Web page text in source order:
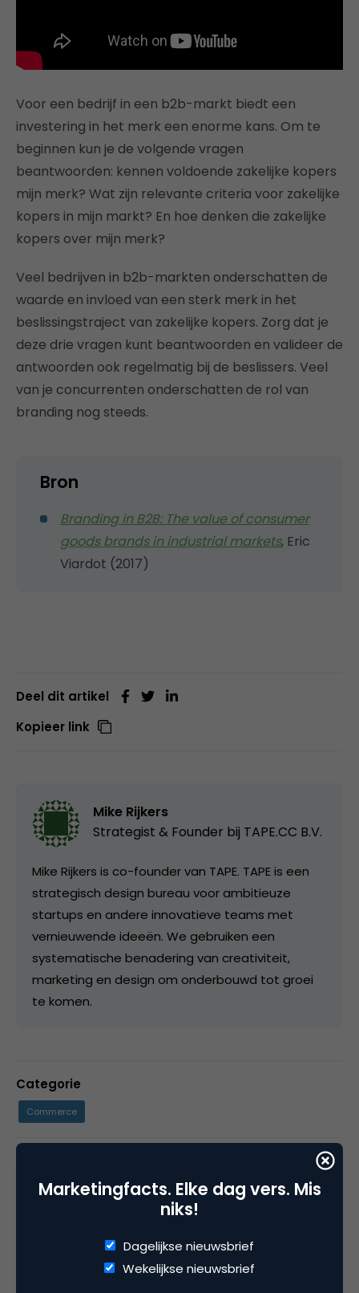
Voor een bedrijf in een b2b-markt biedt een
investering in het merk een enorme kans. Om te
beginnen kun je de volgende vragen
beantwoorden: kennen voldoende zakelijke kopers
mijn merk? Wat zijn relevante criteria voor zakelijke
kopers in mijn markt? En hoe denken die zakelijke
kopers over mijn merk?
Veel bedrijven in b2b-markten onderschatten de
waarde en invloed van een sterk merk in het
beslissingstraject van zakelijke kopers. Zorg dat je
deze drie vragen kunt beantwoorden en valideer de
antwoorden ook regelmatig bij de beslissers. Veel
van je concurrenten onderschatten de rol van
branding nog steeds.
Bron
Branding in B2B: The value of consumer
goods brands in industrial markets, Eric
Viardot (2017)
Deel dit artikel
Kopieer link
Mike Rijkers
Strategist & Founder bij TAPE.CC B.V.
Mike Rijkers is co-founder van TAPE. TAPE is een
strategisch design bureau voor ambitieuze
startups en andere innovatieve teams met
vernieuwende ideeën. We gebruiken een
systematische benadering van creativiteit,
marketing en design om onderbouwd tot groei
te komen.
Categorie
Commerce
, b2b marketing, branding
Marketingfacts. Elke dag vers. Mis
niks!
Dagelijkse nieuwsbrief
Wekelijkse nieuwsbrief